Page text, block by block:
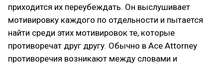
приходится их переубеждать. Он выслушивает
мотивировку каждого по отдельности и пытается
найти среди этих мотивировок те, которые
противоречат друг другу. Обычно в Ace Attorney
противоречия возникают между словами и